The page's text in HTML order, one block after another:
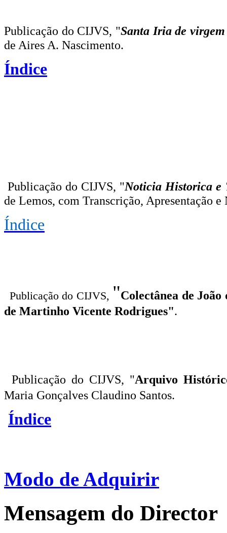
Publicação do CIJVS, "Santa Iria de
de Aires A. Nascimento.
Índice
Publicação do CIJVS, "Noticia Historica e
de Lemos, com Transcrição, Apresentação
Índice
Publicação do CIJVS, "Colectânea de
de Martinho Vicente Rodrigues".
Publicação do CIJVS, "Arquivo
Maria Gonçalves Claudino Santos.
Índice
Modo de Adquirir
Mensagem do Director